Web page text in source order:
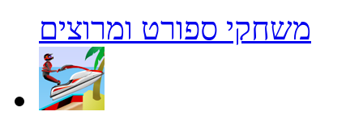
משחקי ספורט ומרוצים